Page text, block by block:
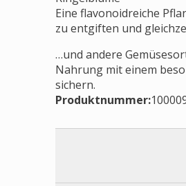
Eine flavonoidreiche
zu entgiften und
…und andere
Nahrung mit einem
sichern.
Produktnummer: